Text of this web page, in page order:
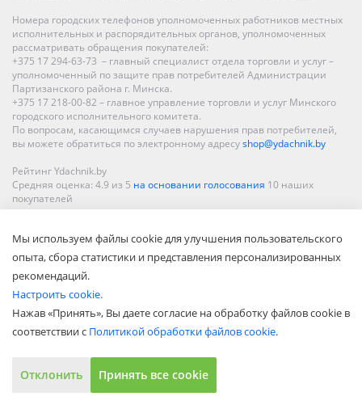
Номера городских телефонов уполномоченных работников местных
исполнительных и распорядительных органов, уполномоченных
рассматривать обращения покупателей:
+375 17 294-63-73 – главный специалист отдела торговли и услуг –
уполномоченный по защите прав потребителей Администрации
Партизанского района г. Минска.
+375 17 218-00-82 – главное управление торговли и услуг Минского
городского исполнительного комитета.
По вопросам, касающимся случаев нарушения прав потребителей,
вы можете обратиться по электронному адресуshop@ydachnik.by
Рейтинг Ydachnik.by
Средняя оценка: 4.9 из 5 на основании голосования 10 наших
покупателей
Гродно, Могилеве, Бобруйске, Барановичах, Молодечно,
Новополоцке, Пинске, Солигорске. При заказе в интернет-магазине
доставка осуществляется по всей Беларуси.
Показать полную версию
© ООО «Акватехнологии», 2002—2022
Мы используем файлы cookie для улучшения пользовательского
опыта, сбора статистики и представления персонализированных
рекомендаций.
Настроить cookie.
Нажав «Принять», Вы даете согласие на обработку файлов cookie в
соответствии с Политикой обработки файлов cookie.
Отклонить Принять все cookie